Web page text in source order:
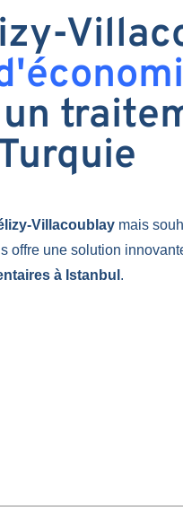
Villacoublay mais
offre une solution
à Istanbul .